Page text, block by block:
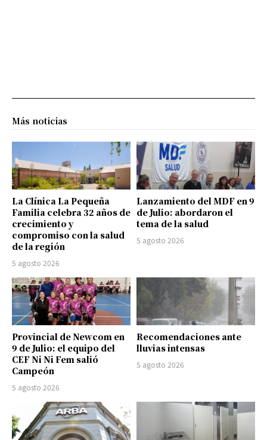
Más noticias
La Clínica La Pequeña
Familia celebra 32 años de
crecimiento y
compromiso con la salud
de la región
5 agosto 2026
Lanzamiento del MDF en 9
de Julio: abordaron el
tema de la salud
5 agosto 2026
Provincial de Newcom en
9 de Julio: el equipo del
CEF Ni Ni Fem salió
Campeón
5 agosto 2026
Recomendaciones ante
lluvias intensas
5 agosto 2026